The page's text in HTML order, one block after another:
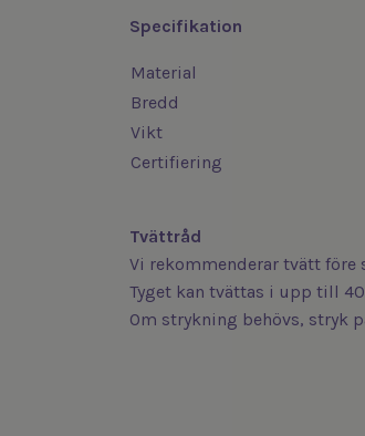
Specifikation
Material
Bredd
Vikt
Certifiering
Tvättråd
Vi rekommenderar tvätt
Tyget kan tvättas i upp till
Om strykning behövs, stryk